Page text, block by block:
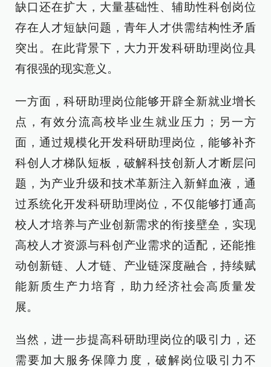
缺口还在扩大，大量基础性、辅助性科创岗位
存在人才短缺问题，青年人才供需结构性矛盾
突出。在此背景下，大力开发科研助理岗位具
有很强的现实意义。
一方面，科研助理岗位能够开辟全新就业增长
点，有效分流高校毕业生就业压力；另一方
面，通过规模化开发科研助理岗位，能够补齐
科创人才梯队短板，破解科技创新人才断层问
题，为产业升级和技术革新注入新鲜血液，通
过系统化开发科研助理岗位，不仅能够打通高
校人才培养与产业创新需求的衔接壁垒，实现
高校人才资源与科创产业需求的适配，还能推
动创新链、人才链、产业链深度融合，持续赋
能新质生产力培育，助力经济社会高质量发
展。
当然，进一步提高科研助理岗位的吸引力，还
需要加大服务保障力度，破解岗位吸引力不